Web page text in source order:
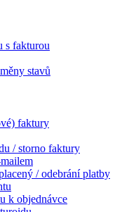
s fakturou
stavů
faktury
/ storno faktury
/ odebrání platby
k objednávce